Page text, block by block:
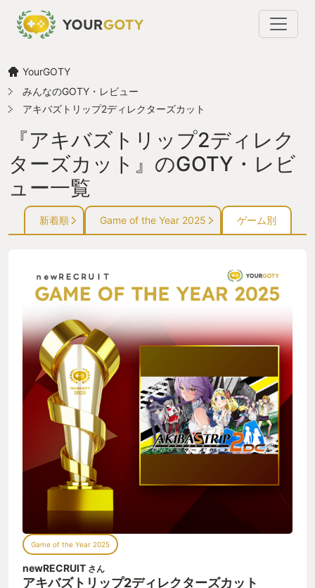
YourGOTY
みんなのGOTY・レビュー
アキバズトリップ2ディレクターズカット
『アキバズトリップ2ディレク
ターズカット』のGOTY・レビ
ュー一覧
新着順 Game of the Year 2025 ゲーム別
Game of the Year 2025
newRECRUIT さん
アキバズトリップ2ディレクターズカット